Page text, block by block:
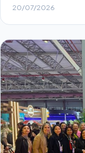
20/07/2026